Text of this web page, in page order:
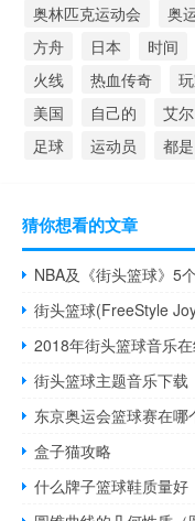
奥林匹克运动会
奥
方舟
日本 时间
火线
热血传奇
美国
自己的 艾尔
足球
运动员 都是
猜你想看的文章
NBA及《街头篮球》5
街头篮球(FreeStyle
2018年街头篮球音乐
街头篮球主题音乐下载
东京奥运会篮球赛在哪
盒子猫攻略
什么牌子篮球鞋质量好